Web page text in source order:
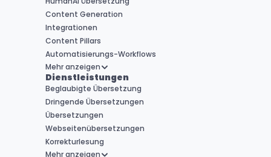
Content Generation
Integrationen
Content Pillars
Automatisierungs-Workflows
Mehr anzeigen
Dienstleistungen
Beglaubigte Übersetzung
Dringende Übersetzungen
Übersetzungen
Webseitenübersetzungen
Korrekturlesung
Mehr anzeigen